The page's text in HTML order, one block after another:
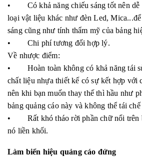
• Có khả năng chiếu sáng tốt nên dễ
loại vật liệu khác như đèn Led,
sáng cũng như tính thẩm mỹ của bảng
• Chi phí tương đối hợp lý.
Về nhược điểm:
• Hoàn toàn không có khả năng tái
chất liệu nhựa thiết kế có sự kết hợp với
nên khi bạn muốn thay thế thì hầu như
bảng quảng cáo này và không thể tái
• Rất khó tháo rời phần chữ nổi trên
nó liền khối.
Làm biển hiệu quảng cáo đứng